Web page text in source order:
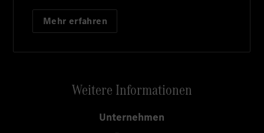
Mehr erfahren
Weitere Informationen
Unternehmen